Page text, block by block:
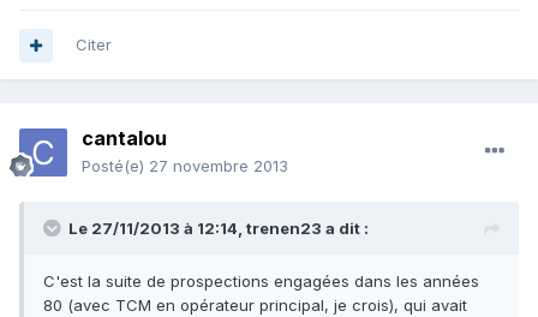
Citer
cantalou
Posté(e) 27 novembre 2013
Le 27/11/2013 à 12:14, trenen23 a dit :
C'est la suite de prospections engagées dans les années
80 (avec TCM en opérateur principal, je crois), qui avait